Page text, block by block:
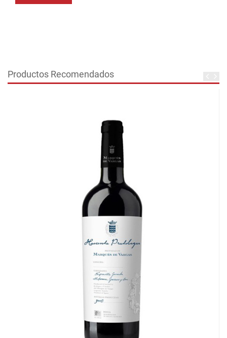
Productos Recomendados